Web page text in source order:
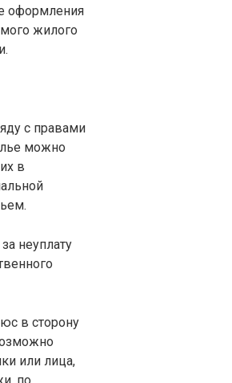
оформления
жилого
с правами
можно
в
неуплату
в сторону
или лица,